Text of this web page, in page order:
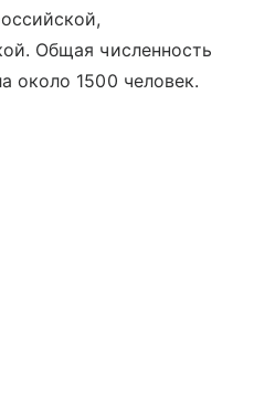
Общая численность
около 1500 человек.